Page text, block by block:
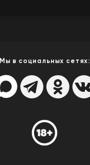
Мы в социальных сетях: